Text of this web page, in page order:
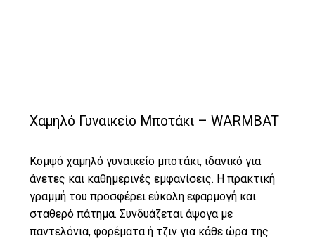
Χαμηλό Γυναικείο Μποτάκι – WARMBAT
Κομψό χαμηλό γυναικείο μποτάκι, ιδανικό για
άνετες και καθημερινές εμφανίσεις. Η πρακτική
γραμμή του προσφέρει εύκολη εφαρμογή και
σταθερό πάτημα. Συνδυάζεται άψογα με
παντελόνια, φορέματα ή τζιν για κάθε ώρα της